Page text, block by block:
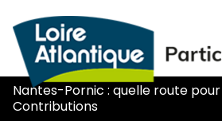
Nantes-Pornic : quelle route
Contributions